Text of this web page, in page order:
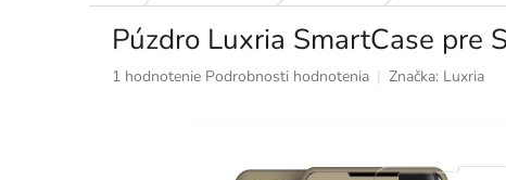
Púzdro Luxria SmartCase pre
Priemerné
1 hodnotenie Podrobnosti hodnotenia Značka: Luxria